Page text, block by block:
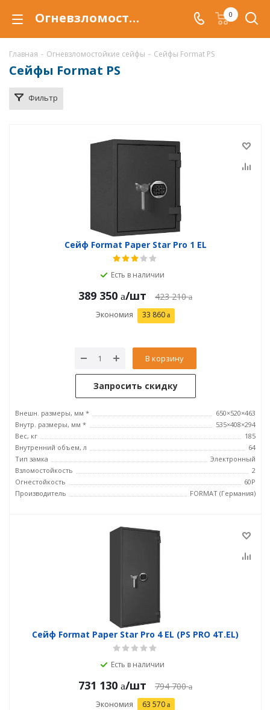
Огневзломостойкий сейф Format PS PRO купить в Тюмени, сейфы Format PS PRO с защитой от взлома и от огня по низкой цене c доставкой 0
Главная - Огневзломостойкие сейфы - Сейфы Format PS
Сейфы Format PS
Фильтр
Сейф Format Paper Star Pro 1 EL
Есть в наличии
389 350 /шт 423 210
Экономия 33 860
В корзину
Запросить скидку
Внешн. размеры, мм *
650×520×463
Внутр. размеры, мм *
535×408×294
Вес, кг
185
Внутренний объем, л
64
Тип замка
Электронный
Взломостойкость
2
Огнестойкость
60P
Производитель
FORMAT (Германия)
Сейф Format Paper Star Pro 4 EL (PS PRO 4Т.EL)
Есть в наличии
731 130 /шт 794 700
Экономия 63 570